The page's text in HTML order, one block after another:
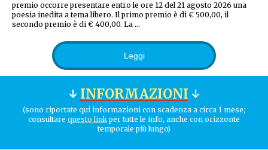
premio occorre presentare entro le ore 12 del 21 agosto 2026 una
poesia inedita a tema libero. Il primo premio è di € 500,00, il
secondo premio è di € 400,00. La …
Leggi
↓ INFORMAZIONI ↓
(sono riportate qui informazioni con scadenza a circa 1 mese;
consultare questo link per tutte le info, anche con orizzonte
temporale più lungo)